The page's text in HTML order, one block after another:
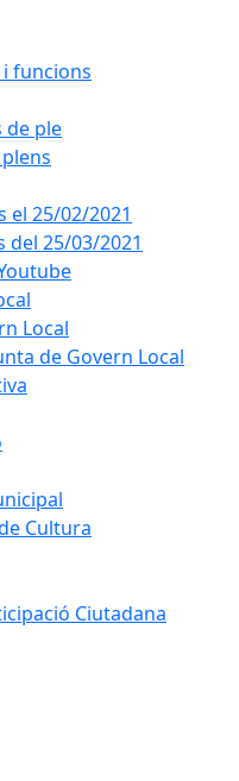
funcions
de ple
el 25/02/2021
del 25/03/2021
Local
de Govern Local
Cultura
Ciutadana